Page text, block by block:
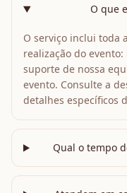
O que
O serviço inclui toda
realização do
suporte de nossa
evento. Consulte a
detalhes específicos
Qual o tempo